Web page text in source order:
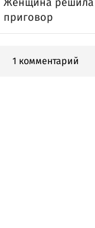
приговор
1 комментарий